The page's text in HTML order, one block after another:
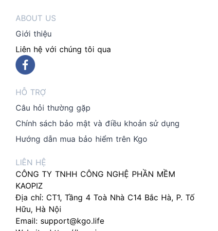
ABOUT US
Giới thiệu
Liên hệ với chúng tôi qua
HỖ TRỢ
Câu hỏi thường gặp
Chính sách bảo mật và điều khoản sử dụng
Hướng dẫn mua bảo hiểm trên Kgo
LIÊN HỆ
CÔNG TY TNHH CÔNG NGHỆ PHẦN MỀM
KAOPIZ
Địa chỉ: CT1, Tầng 4 Toà Nhà C14 Bắc Hà, P. Tố
Hữu, Hà Nội
Email: support@kgo.life